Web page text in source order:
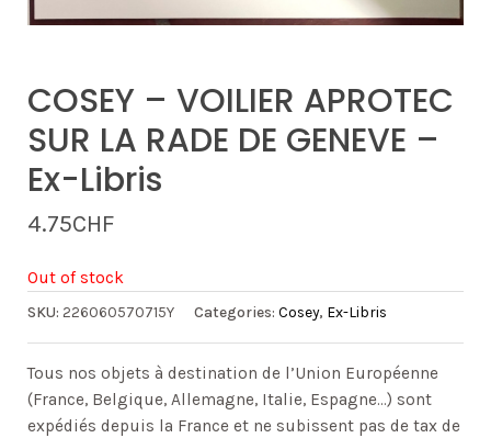
COSEY – VOILIER APROTEC
SUR LA RADE DE GENEVE –
Ex-Libris
4.75CHF
Out of stock
SKU: 226060570715Y Categories: Cosey, Ex-Libris
Tous nos objets à destination de l’Union Européenne
(France, Belgique, Allemagne, Italie, Espagne…) sont
expédiés depuis la France et ne subissent pas de tax de